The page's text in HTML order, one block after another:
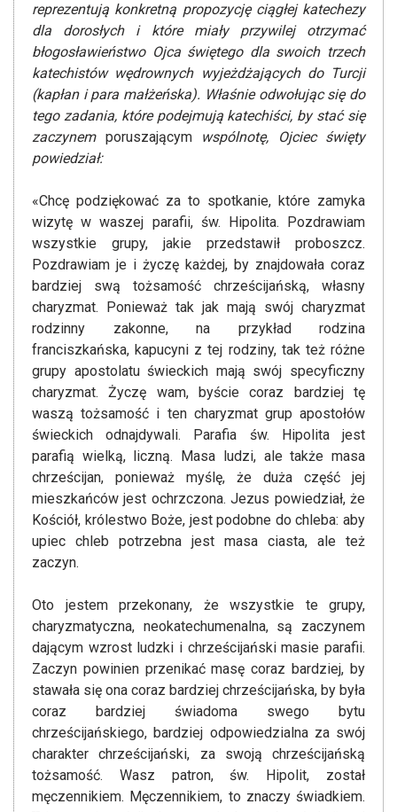
reprezentują konkretną propozycję ciągłej katechezy
dla dorosłych i które miały przywilej otrzymać
błogosławieństwo Ojca świętego dla swoich trzech
katechistów wędrownych wyjeżdżających do Turcji
(kapłan i para małżeńska). Właśnie odwołując się do
tego zadania, które podejmują katechiści, by stać się
zaczynemporuszającymwspólnotę, Ojciec święty
powiedział:
«Chcę podziękować za to spotkanie, które zamyka
wizytę w waszej parafii, św. Hipolita. Pozdrawiam
wszystkie grupy, jakie przedstawił proboszcz.
Pozdrawiam je i życzę każdej, by znajdowała coraz
bardziej swą tożsamość chrześcijańską, własny
charyzmat. Ponieważ tak jak mają swój charyzmat
rodzinny zakonne, na przykład rodzina
franciszkańska, kapucyni z tej rodziny, tak też różne
grupy apostolatu świeckich mają swój specyficzny
charyzmat. Życzę wam, byście coraz bardziej tę
waszą tożsamość i ten charyzmat grup apostołów
świeckich odnajdywali. Parafia św. Hipolita jest
parafią wielką, liczną. Masa ludzi, ale także masa
chrześcijan, ponieważ myślę, że duża część jej
mieszkańców jest ochrzczona. Jezus powiedział, że
Kościół, królestwo Boże, jest podobne do chleba: aby
upiec chleb potrzebna jest masa ciasta, ale też
zaczyn.
Oto jestem przekonany, że wszystkie te grupy,
charyzmatyczna, neokatechumenalna, są zaczynem
dającym wzrost ludzki i chrześcijański masie parafii.
Zaczyn powinien przenikać masę coraz bardziej, by
stawała się ona coraz bardziej chrześcijańska, by była
coraz bardziej świadoma swego bytu
chrześcijańskiego, bardziej odpowiedzialna za swój
charakter chrześcijański, za swoją chrześcijańską
tożsamość. Wasz patron, św. Hipolit, został
męczennikiem. Męczennikiem, to znaczy świadkiem.